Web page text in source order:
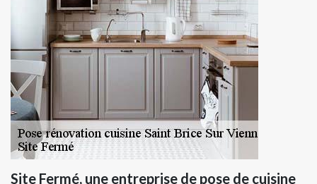
Site Fermé, une entreprise de pose de cuisine